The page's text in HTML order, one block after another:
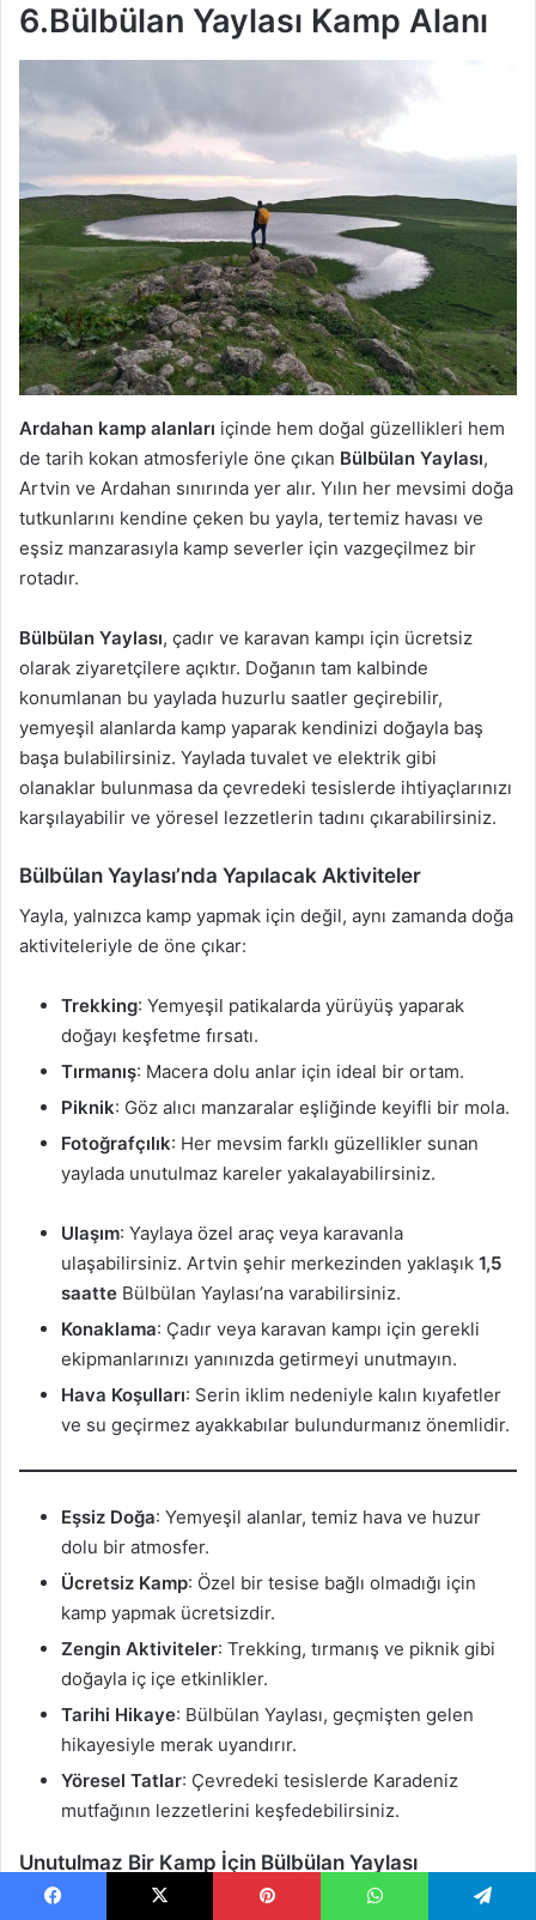
6.Bülbülan Yaylası Kamp Alanı
Ardahan kamp alanları içinde hem doğal güzellikleri hem
de tarih kokan atmosferiyle öne çıkan Bülbülan Yaylası,
Artvin ve Ardahan sınırında yer alır. Yılın her mevsimi doğa
tutkunlarını kendine çeken bu yayla, tertemiz havası ve
eşsiz manzarasıyla kamp severler için vazgeçilmez bir
rotadır.
Bülbülan Yaylası, çadır ve karavan kampı için ücretsiz
olarak ziyaretçilere açıktır. Doğanın tam kalbinde
konumlanan bu yaylada huzurlu saatler geçirebilir,
yemyeşil alanlarda kamp yaparak kendinizi doğayla baş
başa bulabilirsiniz. Yaylada tuvalet ve elektrik gibi
olanaklar bulunmasa da çevredeki tesislerde ihtiyaçlarınızı
karşılayabilir ve yöresel lezzetlerin tadını çıkarabilirsiniz.
Bülbülan Yaylası’nda Yapılacak Aktiviteler
Yayla, yalnızca kamp yapmak için değil, aynı zamanda doğa
aktiviteleriyle de öne çıkar:
Trekking: Yemyeşil patikalarda yürüyüş yaparak
doğayı keşfetme fırsatı.
Tırmanış: Macera dolu anlar için ideal bir ortam.
Piknik: Göz alıcı manzaralar eşliğinde keyifli bir mola.
Fotoğrafçılık: Her mevsim farklı güzellikler sunan
yaylada unutulmaz kareler yakalayabilirsiniz.
Ulaşım: Yaylaya özel araç veya karavanla
ulaşabilirsiniz. Artvin şehir merkezinden yaklaşık 1,5
saatte Bülbülan Yaylası’na varabilirsiniz.
Konaklama: Çadır veya karavan kampı için gerekli
ekipmanlarınızı yanınızda getirmeyi unutmayın.
Hava Koşulları: Serin iklim nedeniyle kalın kıyafetler
ve su geçirmez ayakkabılar bulundurmanız önemlidir.
Eşsiz Doğa: Yemyeşil alanlar, temiz hava ve huzur
dolu bir atmosfer.
Ücretsiz Kamp: Özel bir tesise bağlı olmadığı için
kamp yapmak ücretsizdir.
Zengin Aktiviteler: Trekking, tırmanış ve piknik gibi
doğayla iç içe etkinlikler.
Tarihi Hikaye: Bülbülan Yaylası, geçmişten gelen
hikayesiyle merak uyandırır.
Yöresel Tatlar: Çevredeki tesislerde Karadeniz
mutfağının lezzetlerini keşfedebilirsiniz.
Unutulmaz Bir Kamp İçin Bülbülan Yaylası
Ardahan kamp alanları içinde doğal güzellikleri ve